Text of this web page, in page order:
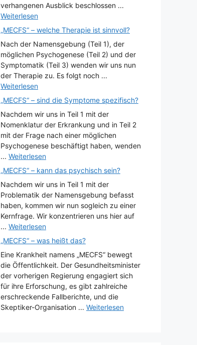
verhangenen Ausblick beschlossen ...
Weiterlesen
„MECFS“ – welche Therapie ist sinnvoll?
Nach der Namensgebung (Teil 1), der
möglichen Psychogenese (Teil 2) und der
Symptomatik (Teil 3) wenden wir uns nun
der Therapie zu. Es folgt noch ...
Weiterlesen
„MECFS“ – sind die Symptome spezifisch?
Nachdem wir uns in Teil 1 mit der
Nomenklatur der Erkrankung und in Teil 2
mit der Frage nach einer möglichen
Psychogenese beschäftigt haben, wenden
... Weiterlesen
„MECFS“ – kann das psychisch sein?
Nachdem wir uns in Teil 1 mit der
Problematik der Namensgebung befasst
haben, kommen wir nun sogleich zu einer
Kernfrage. Wir konzentrieren uns hier auf
... Weiterlesen
„MECFS“ – was heißt das?
Eine Krankheit namens „MECFS“ bewegt
die Öffentlichkeit. Der Gesundheitsminister
der vorherigen Regierung engagiert sich
für ihre Erforschung, es gibt zahlreiche
erschreckende Fallberichte, und die
Skeptiker-Organisation ... Weiterlesen